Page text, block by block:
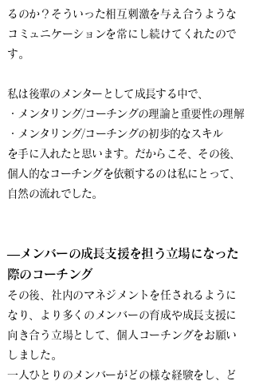
るのか？そういった相互刺激を与え合うような
コミュニケーションを常にし続けてくれたので
す。
私は後輩のメンターとして成長する中で、
・メンタリング/コーチングの理論と重要性の理解
・メンタリング/コーチングの初歩的なスキル
を手に入れたと思います。 だからこそ、その後、
個人的なコーチングを依頼するのは私にとって、
自然の流れでした。
―メンバーの成長支援を担う立場になった
際のコーチング
その後、社内のマネジメントを任されるように
なり、より多くのメンバーの育成や成長支援に
向き合う立場として、個人コーチングをお願い
しました。
一人ひとりのメンバーがどの様な経験をし、ど